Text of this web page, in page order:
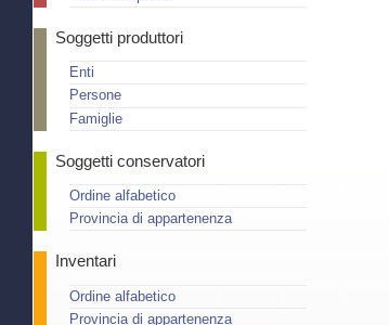
Soggetti produttori
Enti
Persone
Famiglie
Soggetti conservatori
Ordine alfabetico
Provincia di appartenenza
Inventari
Ordine alfabetico
Provincia di appartenenza